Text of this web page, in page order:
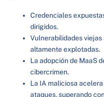
Credenciales
dirigidos.
Vulnerabilidades
altamente explotadas.
La adopción de MaaS
cibercrimen.
La IA maliciosa
ataques, superando